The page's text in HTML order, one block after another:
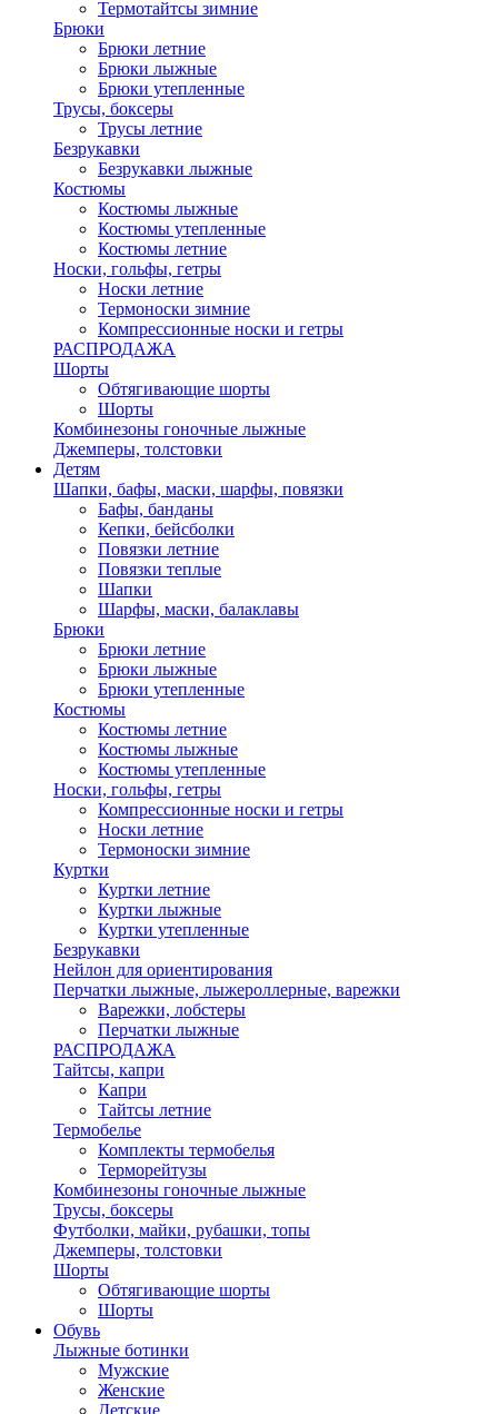
Термотайтсы зимние
Брюки
Брюки летние
Брюки лыжные
Брюки утепленные
Трусы, боксеры
Трусы летние
Безрукавки
Безрукавки лыжные
Костюмы
Костюмы лыжные
Костюмы утепленные
Костюмы летние
Носки, гольфы, гетры
Носки летние
Термоноски зимние
Компрессионные носки и гетры
РАСПРОДАЖА
Шорты
Обтягивающие шорты
Шорты
Комбинезоны гоночные лыжные
Джемперы, толстовки
Детям
Шапки, бафы, маски, шарфы, повязки
Бафы, банданы
Кепки, бейсболки
Повязки летние
Повязки теплые
Шапки
Шарфы, маски, балаклавы
Брюки
Брюки летние
Брюки лыжные
Брюки утепленные
Костюмы
Костюмы летние
Костюмы лыжные
Костюмы утепленные
Носки, гольфы, гетры
Компрессионные носки и гетры
Носки летние
Термоноски зимние
Куртки
Куртки летние
Куртки лыжные
Куртки утепленные
Безрукавки
Нейлон для ориентирования
Перчатки лыжные, лыжероллерные, варежки
Варежки, лобстеры
Перчатки лыжные
РАСПРОДАЖА
Тайтсы, капри
Капри
Тайтсы летние
Термобелье
Комплекты термобелья
Терморейтузы
Комбинезоны гоночные лыжные
Трусы, боксеры
Футболки, майки, рубашки, топы
Джемперы, толстовки
Шорты
Обтягивающие шорты
Шорты
Обувь
Лыжные ботинки
Мужские
Женские
Детские